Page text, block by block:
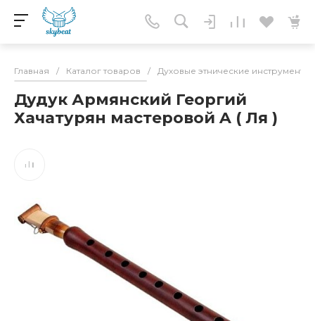
Главная / Каталог товаров / Духовые этнические инструменты
Дудук Армянский Георгий
Хачатурян мастеровой A ( Ля )